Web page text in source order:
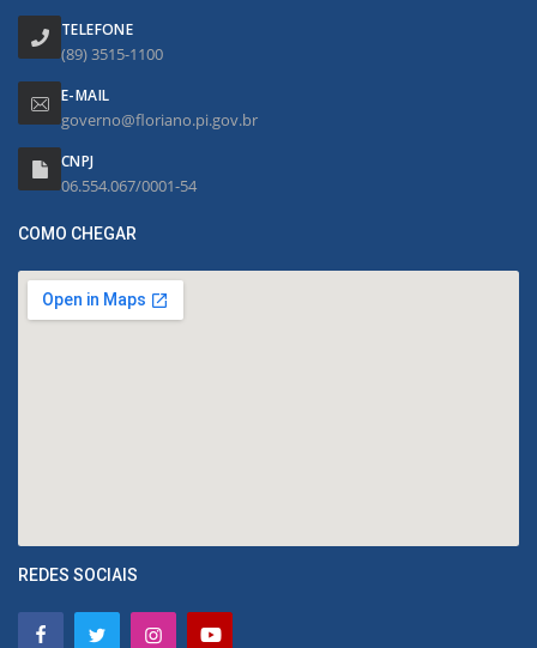
TELEFONE
(89) 3515-1100
E-MAIL
governo@floriano.pi.gov.br
CNPJ
06.554.067/0001-54
COMO CHEGAR
REDES SOCIAIS